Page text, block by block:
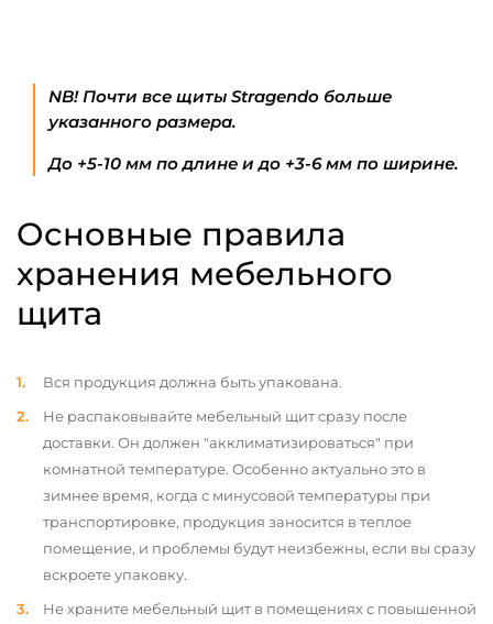
NB! Почти все щиты Stragendo больше
указанного размера.
До +5-10 мм по длине и до +3-6 мм по ширине.
Основные правила
хранения мебельного
щита
Вся продукция должна быть упакована.
Не распаковывайте мебельный щит сразу после
доставки. Он должен "акклиматизироваться" при
комнатной температуре. Особенно актуально это в
зимнее время, когда с минусовой температуры при
транспортировке, продукция заносится в теплое
помещение, и проблемы будут неизбежны, если вы сразу
вскроете упаковку.
Не храните мебельный щит в помещениях с повышенной